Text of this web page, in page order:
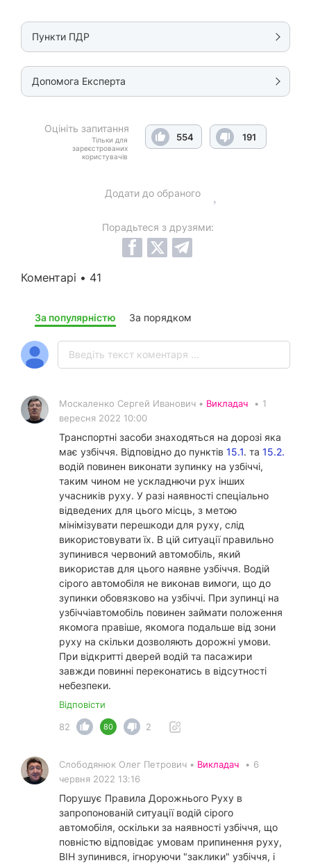
Пункти ПДР
Допомога Експерта
Оцініть запитання
Тільки для
зареєстрованих
користувачів
554 191
Додати до обраного
Порадьтеся з друзями:
Коментарі • 41
За популярністю За порядком
Москаленко Сергей Иванович • Викладач • 1
вересня 2022 10:00
Транспортні засоби знаходяться на дорозі яка
має узбіччя. Відповідно до пунктів 15.1. та 15.2.
водій повинен виконати зупинку на узбіччі,
таким чином не ускладнючи рух інших
учасників руху. У разі наявності спеціально
відведених для цього місць, з метою
мінімізувати перешкоди для руху, слід
використовувати їх. В цій ситуації правильно
зупинився червоний автомобіль, який
використав для цього наявне узбіччя. Водій
сірого автомобіля не виконав вимоги, що до
зупинки обовязково на узбіччі. При зупинці на
узбіччіавтомобіль повинен займати положення
якомога правіше, якомога подальше від зони
руху на скільки дозволяють дорожні умови.
При відкритті дверей водій та пасажири
завжди повинні переконатись в відсутності
небезпеки.
Відповісти
82
80 2
Слободянюк Олег Петрович • Викладач • 6
червня 2022 13:16
Порушує Правила Дорожнього Руху в
запропонованій ситуації водій сірого
автомобіля, оскільки за наявності узбіччя, що
повністю відповідає умовам припинення руху,
ВІН зупинився, ігноруючи "заклики" узбіччя, і